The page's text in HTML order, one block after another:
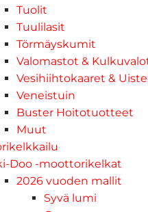
Tuolit
Tuulilasit
Törmäyskumit
Valomastot &
Vesihiihtokaaret &
Veneistuin
Buster Hoitotuotteet
Muut
Doo -moottorikelkat
2026 vuoden mallit
Syvä lumi